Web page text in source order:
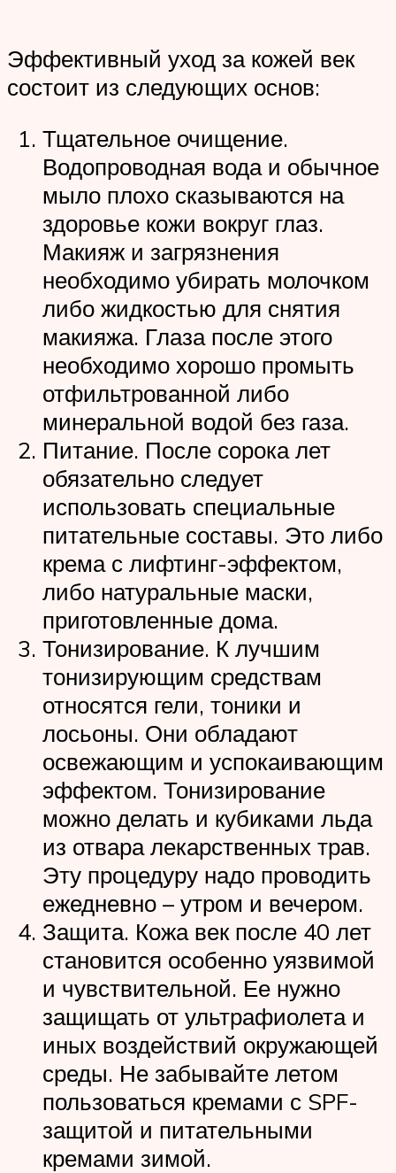
Эффективный уход за кожей век
состоит из следующих основ:
Тщательное очищение.
Водопроводная вода и обычное
мыло плохо сказываются на
здоровье кожи вокруг глаз.
Макияж и загрязнения
необходимо убирать молочком
либо жидкостью для снятия
макияжа. Глаза после этого
необходимо хорошо промыть
отфильтрованной либо
минеральной водой без газа.
Питание. После сорока лет
обязательно следует
использовать специальные
питательные составы. Это либо
крема с лифтинг-эффектом,
либо натуральные маски,
приготовленные дома.
Тонизирование. К лучшим
тонизирующим средствам
относятся гели, тоники и
лосьоны. Они обладают
освежающим и успокаивающим
эффектом. Тонизирование
можно делать и кубиками льда
из отвара лекарственных трав.
Эту процедуру надо проводить
ежедневно – утром и вечером.
Защита. Кожа век после 40 лет
становится особенно уязвимой
и чувствительной. Ее нужно
защищать от ультрафиолета и
иных воздействий окружающей
среды. Не забывайте летом
пользоваться кремами с SPF-
защитой и питательными
кремами зимой.